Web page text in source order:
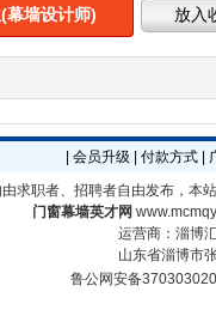
幕墙设计师)
会员升级 付款方式|
求职者、招聘者自由发布，本
门窗幕墙英才网
运营商：淄博
山东省淄博市
鲁公网安备